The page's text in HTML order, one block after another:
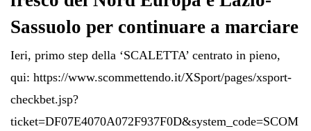
Sassuolo per continuare a marciare
Ieri, primo step della ‘SCALETTA’ centrato in pieno,
qui: https://www.scommettendo.it/XSport/pages/xsport-
checkbet.jsp?
ticket=DF07E4070A072F937F0D&system_code=SCOM